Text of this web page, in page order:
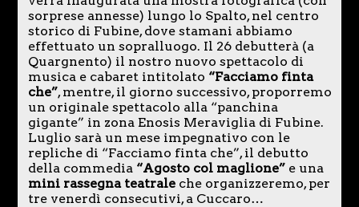
sorprese annesse) lungo lo Spalto, nel centro
storico di Fubine, dove stamani abbiamo
effettuato un sopralluogo. Il 26 debutterà (a
Quargnento) il nostro nuovo spettacolo di
musica e cabaret intitolato “Facciamo finta
che”, mentre, il giorno successivo, proporremo
un originale spettacolo alla “panchina
gigante” in zona Enosis Meraviglia di Fubine.
Luglio sarà un mese impegnativo con le
repliche di “Facciamo finta che”, il debutto
della commedia “Agosto col maglione” e una
mini rassegna teatrale che organizzeremo, per
tre venerdì consecutivi, a Cuccaro…